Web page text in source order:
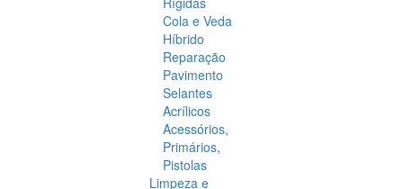
Cola e Veda
Híbrido
Reparação
Pavimento
Selantes
Acrílicos
Acessórios,
Primários,
Pistolas
Limpeza e